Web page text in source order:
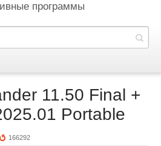
программы
11.50 Final +
Portable
166292